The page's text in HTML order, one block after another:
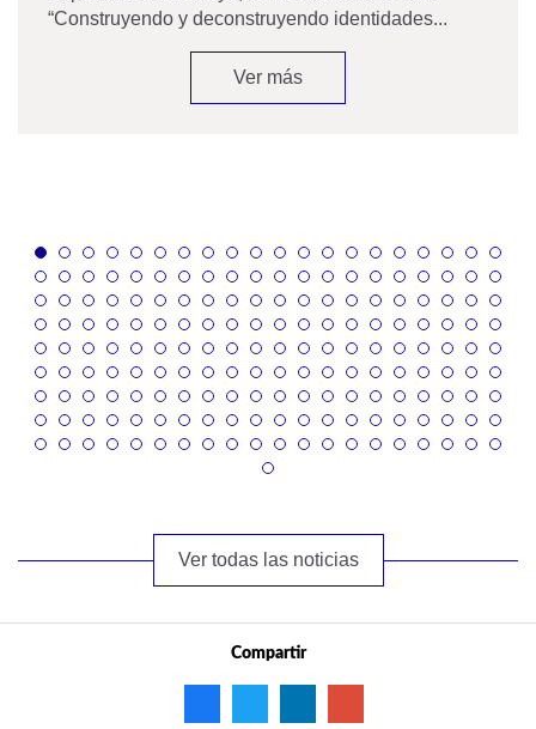
“Construyendo y deconstruyendo identidades...
Ver más
Ver todas las noticias
Compartir